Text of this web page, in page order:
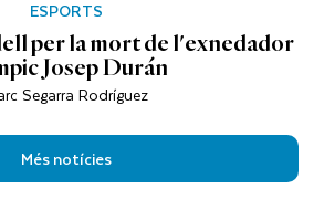
ESPORTS
per la mort de l'exnedador
Josep Durán
Segarra Rodríguez
Més notícies